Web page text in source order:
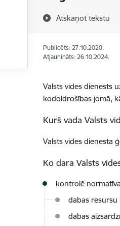
Atskaņot tekstu
Publicēts: 27.10.2020.
Atjaunināts: 26.10.2024.
Valsts vides dienests
kodoldrošības jomā,
Kurš vada Valsts
Valsts vides dienesta
Ko dara Valsts
kontrolē
dabas resursu
dabas